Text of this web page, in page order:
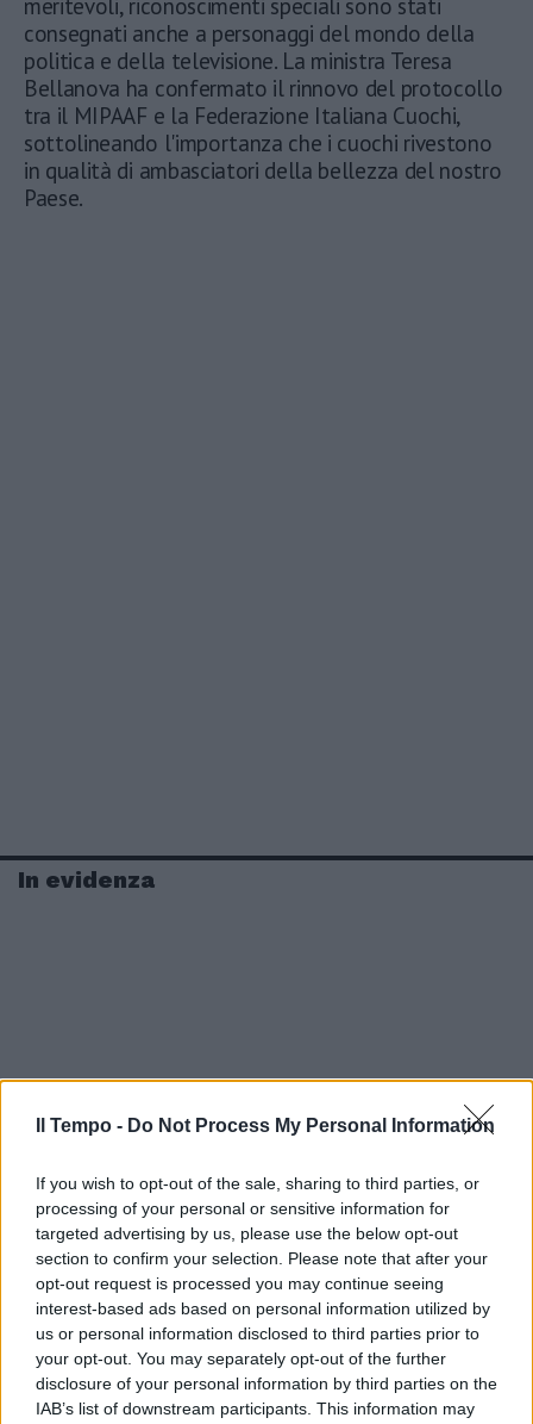
Il Tempo - Do Not Process My Personal Information
If you wish to opt-out of the sale, sharing to third parties, or
processing of your personal or sensitive information for
targeted advertising by us, please use the below opt-out
section to confirm your selection. Please note that after your
opt-out request is processed you may continue seeing
interest-based ads based on personal information utilized by
us or personal information disclosed to third parties prior to
your opt-out. You may separately opt-out of the further
disclosure of your personal information by third parties on the
IAB’s list of downstream participants. This information may
meritevoli, riconoscimenti speciali sono stati
consegnati anche a personaggi del mondo della
politica e della televisione. La ministra Teresa
Bellanova ha confermato il rinnovo del protocollo
tra il MIPAAF e la Federazione Italiana Cuochi,
sottolineando l'importanza che i cuochi rivestono
in qualità di ambasciatori della bellezza del nostro
Paese.
In evidenza